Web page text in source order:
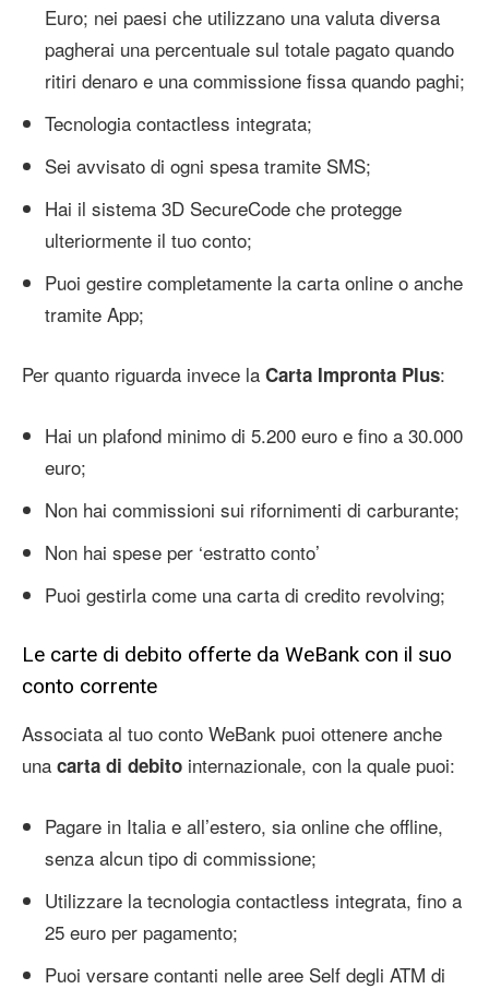
Euro; nei paesi che utilizzano una valuta diversa
pagherai una percentuale sul totale pagato quando
ritiri denaro e una commissione fissa quando paghi;
Tecnologia contactless integrata;
Sei avvisato di ogni spesa tramite SMS;
Hai il sistema 3D SecureCode che protegge
ulteriormente il tuo conto;
Puoi gestire completamente la carta online o anche
tramite App;
Per quanto riguarda invece la Carta Impronta Plus:
Hai un plafond minimo di 5.200 euro e fino a 30.000
euro;
Non hai commissioni sui rifornimenti di carburante;
Non hai spese per ‘estratto conto’
Puoi gestirla come una carta di credito revolving;
Le carte di debito offerte da WeBank con il suo
conto corrente
Associata al tuo conto WeBank puoi ottenere anche
una carta di debito internazionale, con la quale puoi:
Pagare in Italia e all’estero, sia online che offline,
senza alcun tipo di commissione;
Utilizzare la tecnologia contactless integrata, fino a
25 euro per pagamento;
Puoi versare contanti nelle aree Self degli ATM di